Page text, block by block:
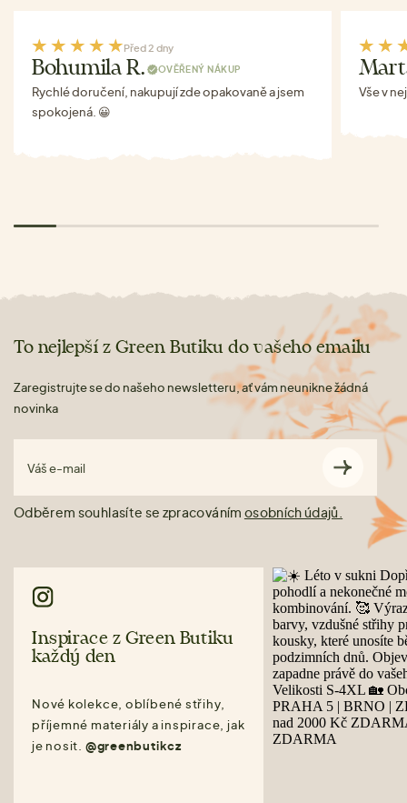
Před 2 dny
Bohumila R. OVĚŘENÝ NÁKUP
Rychlé doručení, nakupují zde opakovaně a jsem
spokojená. 😀
Vše v
To nejlepší z Green Butiku do vašeho emailu
Zaregistrujte se do našeho newsletteru, ať vám neunikne žádná
novinka
Váš e-mail
Odběrem souhlasíte se zpracováním osobních údajů.
Inspirace z Green Butiku
každý den
Nové kolekce, oblíbené střihy,
příjemné materiály a inspirace, jak
je nosit. @greenbutikcz